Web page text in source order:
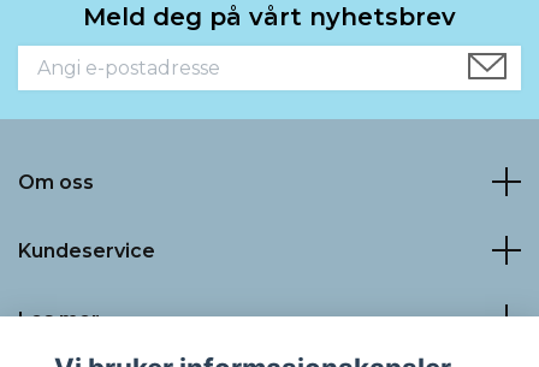
Meld deg på vårt nyhetsbrev
Om oss
Kundeservice
Les mer